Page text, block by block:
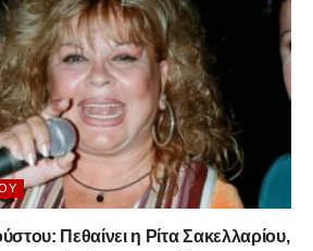
Πεθαίνει η Ρίτα Σακελλαρίου,